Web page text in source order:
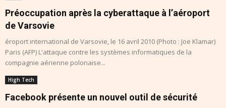
Préoccupation après la cyberattaque à l’aéroport
de Varsovie
éroport international de Varsovie, le 16 avril 2010 (Photo : Joe Klamar)
Paris (AFP) L'attaque contre les systèmes informatiques de la
compagnie aérienne polonaise...
High Tech
Facebook présente un nouvel outil de sécurité